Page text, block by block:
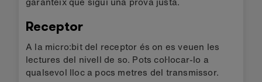
Receptor
A la micro:bit del receptor és on es veuen les
lectures del nivell de so. Pots col·locar-lo a
qualsevol lloc a pocs metres del transmissor.